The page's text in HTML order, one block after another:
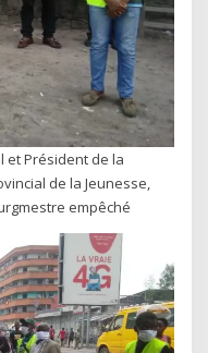
et Président de la
de la Jeunesse,
empêché